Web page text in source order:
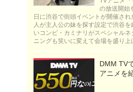
の放送開始
日に渋谷で街頭イベントが開催さ
人が主人公の妹を探す設定で渋谷
いコンビ・カミナリがスペシャル
ニングも笑いに変えて会場を盛り上
DMM TV
アニメを